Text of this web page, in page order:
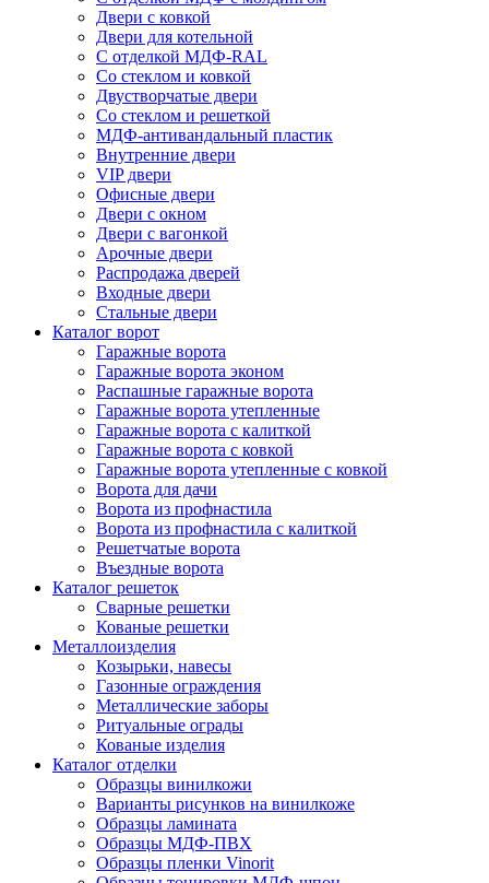
Двери с ковкой
Двери для котельной
С отделкой МДФ-RAL
Со стеклом и ковкой
Двустворчатые двери
Со стеклом и решеткой
МДФ-антивандальный пластик
Внутренние двери
VIP двери
Офисные двери
Двери с окном
Двери с вагонкой
Арочные двери
Распродажа дверей
Входные двери
Стальные двери
Каталог ворот
Гаражные ворота
Гаражные ворота эконом
Распашные гаражные ворота
Гаражные ворота утепленные
Гаражные ворота c калиткой
Гаражные ворота с ковкой
Гаражные ворота утепленные с ковкой
Ворота для дачи
Ворота из профнастила
Ворота из профнастила с калиткой
Решетчатые ворота
Въездные ворота
Каталог решеток
Сварные решетки
Кованые решетки
Металлоизделия
Козырьки, навесы
Газонные ограждения
Металлические заборы
Ритуальные ограды
Кованые изделия
Каталог отделки
Образцы винилкожи
Варианты рисунков на винилкоже
Образцы ламината
Образцы МДФ-ПВХ
Образцы пленки Vinorit